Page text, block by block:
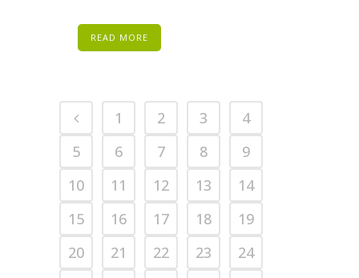
READ MORE
1 2 3
4
5
6 7 8
9
10
11 12 13
14
15
16 17 18
19
20
21 22 23
24